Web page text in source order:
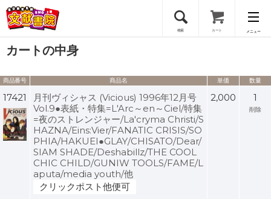
検索 カート メニュー
会員登録
ログイン
カートの中身
商品番号 商品名 単価 数量
17421
月刊ヴィシャス (Vicious) 1996年12月号
Vol.9●表紙・特集=L'Arc～en～Ciel/特集
=夜のストレンジャー/La'cryma Christi/S
HAZNA/Eins:Vier/FANATIC CRISIS/SO
PHIA/HAKUEI●GLAY/CHISATO/Dear/
SIAM SHADE/Deshabillz/THE COOL
CHIC CHILD/GUNIW TOOLS/FAME/L
aputa/media youth/他
クリックポスト他便可
2,000 1
削除